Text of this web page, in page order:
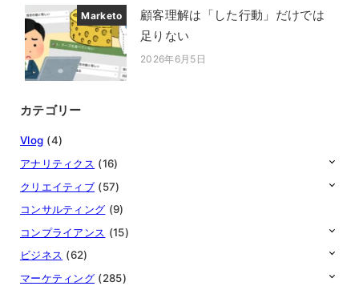
Marketo
顧客理解は「した行動」だけでは
足りない
投稿日
2026年6月5日
カテゴリー
Vlog (4)
アナリティクス (16)
クリエイティブ (57)
コンサルティング (9)
コンプライアンス (15)
ビジネス (62)
マーケティング (285)